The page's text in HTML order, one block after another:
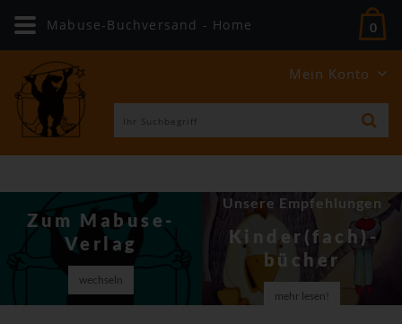
Mein Konto
0
Zum Mabuse-
Verlag
wechseln
Unsere Empfehlungen
Kinder(fach)­
bücher
mehr lesen!
Mabuse-Buchversand - Home